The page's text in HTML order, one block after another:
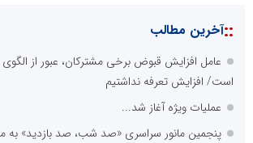
::آخرین مطالب
عامل افزایش قبوض برخی مشترکان، عبور از
است/ افزایش تعرفه نداشتیم
عملیات ویژه آغاز شد...
پنجمین مانور سراسری «صد شب، صد بازدید» به